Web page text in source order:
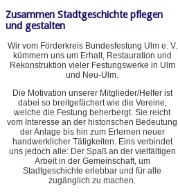
Zusammen Stadtgeschichte pflegen
und gestalten
Wir vom Förderkreis Bundesfestung Ulm e. V.
kümmern uns um Erhalt, Restauration und
Rekonstruktion vieler Festungswerke in Ulm
und Neu-Ulm.
Die Motivation unserer Mitglieder/Helfer ist
dabei so breitgefächert wie die Vereine,
welche die Festung beherbergt. Sie reicht
vom Interesse an der historischen Bedeutung
der Anlage bis hin zum Erlernen neuer
handwerklicher Tätigkeiten. Eins verbindet
uns jedoch alle: Der Spaß an der vielfältigen
Arbeit in der Gemeinschaft, um
Stadtgeschichte erlebbar und für alle
zugänglich zu machen.